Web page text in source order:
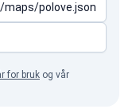
for bruk og vår